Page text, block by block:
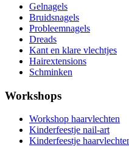
Gelnagels
Bruidsnagels
Probleemnagels
Dreads
Kant en klare vlechtjes
Hairextensions
Schminken
Workshops
Workshop haarvlechten
Kinderfeestje nail-art
Kinderfeestje